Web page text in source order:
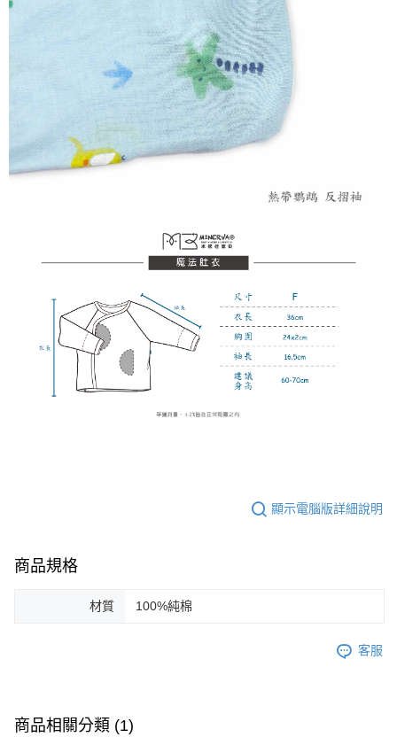
顯示電腦版詳細說明
商品規格
材質 100%純棉
客服
商品相關分類 (1)